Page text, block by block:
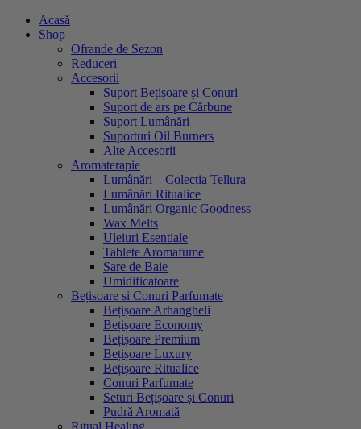
Acasă
Shop
Ofrande de Sezon
Reduceri
Accesorii
Suport Bețișoare și Conuri
Suport de ars pe Cărbune
Suport Lumânări
Suporturi Oil Burners
Alte Accesorii
Aromaterapie
Lumânări – Colecția Tellura
Lumânări Ritualice
Lumânări Organic Goodness
Wax Melts
Uleiuri Esentiale
Tablete Aromafume
Sare de Baie
Umidificatoare
Bețisoare si Conuri Parfumate
Bețișoare Arhangheli
Bețișoare Economy
Bețișoare Premium
Bețișoare Luxury
Bețișoare Ritualice
Conuri Parfumate
Seturi Bețișoare și Conuri
Pudră Aromată
Ritual Healing